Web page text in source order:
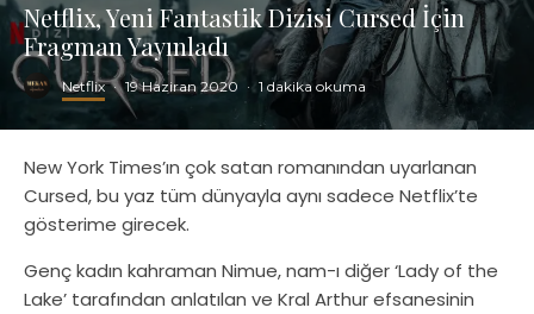
Netflix, Yeni Fantastik Dizisi Cursed İçin
Fragman Yayınladı
Netflix · 19 Haziran 2020 · 1 dakika okuma
New York Times’ın çok satan romanından uyarlanan
Cursed, bu yaz tüm dünyayla aynı sadece Netflix’te
gösterime girecek.
Genç kadın kahraman Nimue, nam-ı diğer ‘Lady of the
Lake’ tarafından anlatılan ve Kral Arthur efsanesinin